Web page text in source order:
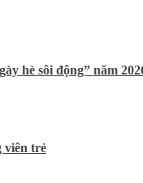
hè sôi động” năm
viên trẻ